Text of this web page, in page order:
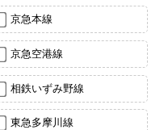
京急本線
京急空港線
相鉄いずみ野線
東急多摩川線